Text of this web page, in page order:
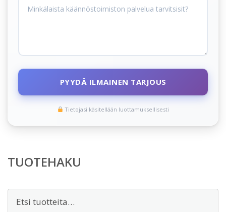
PYYDÄ ILMAINEN TARJOUS
Tietojasi käsitellään luottamuksellisesti
TUOTEHAKU